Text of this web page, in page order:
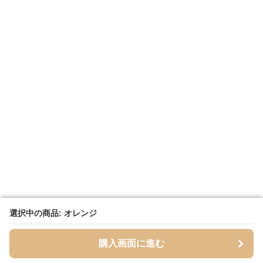
選択中の商品: オレンジ
購入画面に進む
選択中の商品: オレンジ
購入画面に進む